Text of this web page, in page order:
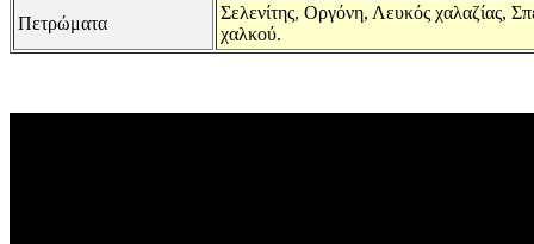
Πετρώματα
Σελενίτης, Οργόνη, Λευκός χαλαζίας,
χαλκού.